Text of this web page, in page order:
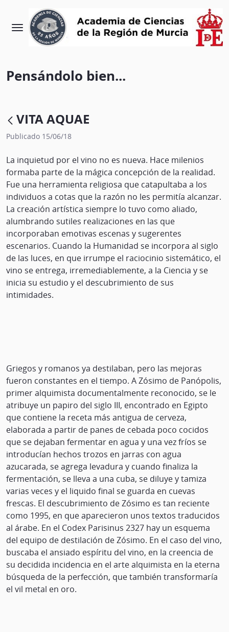
Pensándolo bien...
VITA AQUAE
Publicado 15/06/18
La inquietud por el vino no es nueva. Hace milenios
formaba parte de la mágica concepción de la realidad.
Fue una herramienta religiosa que catapultaba a los
individuos a cotas que la razón no les permitía alcanzar.
La creación artística siempre lo tuvo como aliado,
alumbrando sutiles realizaciones en las que
incorporaban emotivas escenas y sugerentes
escenarios. Cuando la Humanidad se incorpora al siglo
de las luces, en que irrumpe el raciocinio sistemático, el
vino se entrega, irremediablemente, a la Ciencia y se
inicia su estudio y el descubrimiento de sus
intimidades.
Griegos y romanos ya destilaban, pero las mejoras
fueron constantes en el tiempo. A Zósimo de Panópolis,
primer alquimista documentalmente reconocido, se le
atribuye un papiro del siglo III, encontrado en Egipto
que contiene la receta más antigua de cerveza,
elaborada a partir de panes de cebada poco cocidos
que se dejaban fermentar en agua y una vez fríos se
introducían hechos trozos en jarras con agua
azucarada, se agrega levadura y cuando finaliza la
fermentación, se lleva a una cuba, se diluye y tamiza
varias veces y el liquido final se guarda en cuevas
frescas. El descubrimiento de Zósimo es tan reciente
como 1995, en que aparecieron unos textos traducidos
al árabe. En el Codex Parisinus 2327 hay un esquema
del equipo de destilación de Zósimo. En el caso del vino,
buscaba el ansiado espíritu del vino, en la creencia de
su decidida incidencia en el arte alquimista en la eterna
búsqueda de la perfección, que también transformaría
el vil metal en oro.